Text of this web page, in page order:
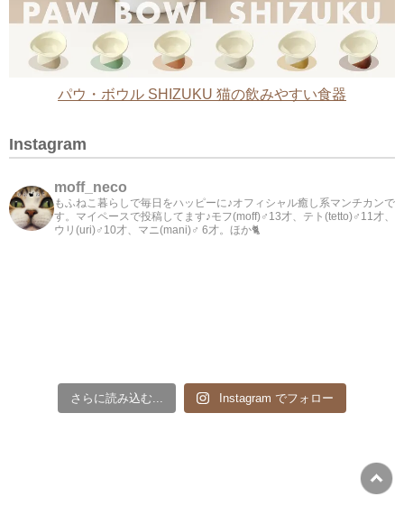
パウ・ボウル SHIZUKU 猫の飲みやすい食器
Instagram
moff_neco
もふねこ暮らしで毎日をハッピーに♪オフィシャル癒し系マンチカンで
す。マイペースで投稿してます♪モフ(moff)♂13才、テト(tetto)♂11才、
ウリ(uri)♂10才、マニ(mani)♂ 6才。ほか🐈
さらに読み込む... Instagram でフォロー